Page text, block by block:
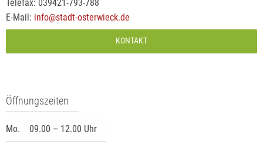
Telefax: 039421-793-788
E-Mail: info@stadt-osterwieck.de
KONTAKT
Öffnungszeiten
Mo. 09.00 – 12.00 Uhr